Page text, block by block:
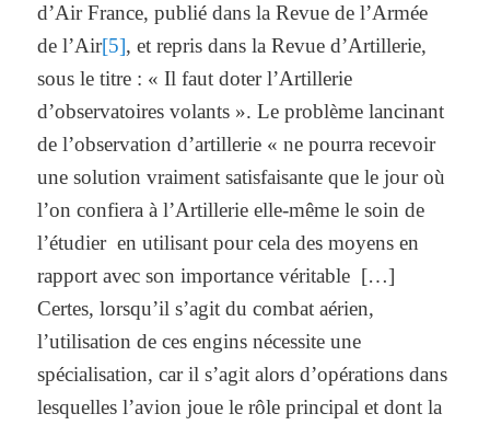
d’Air France, publié dans la Revue de l’Armée
de l’Air[5], et repris dans la Revue d’Artillerie,
sous le titre : « Il faut doter l’Artillerie
d’observatoires volants ». Le problème lancinant
de l’observation d’artillerie « ne pourra recevoir
une solution vraiment satisfaisante que le jour où
l’on confiera à l’Artillerie elle-même le soin de
l’étudier en utilisant pour cela des moyens en
rapport avec son importance véritable […]
Certes, lorsqu’il s’agit du combat aérien,
l’utilisation de ces engins nécessite une
spécialisation, car il s’agit alors d’opérations dans
lesquelles l’avion joue le rôle principal et dont la